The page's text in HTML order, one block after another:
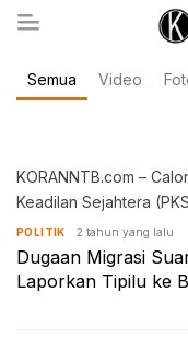
koranntb.com
Semua Video
KORANNTB.com –
Keadilan Sejahtera
POLITIK 2 tahun yang lalu
Dugaan Migrasi
Laporkan Tipilu ke